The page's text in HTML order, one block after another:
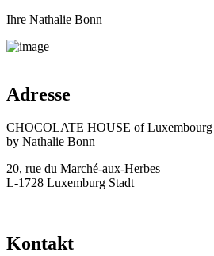
Ihre Nathalie Bonn
Adresse
CHOCOLATE HOUSE of Luxembourg
by Nathalie Bonn
20, rue du Marché-aux-Herbes
L-1728 Luxemburg Stadt
Kontakt